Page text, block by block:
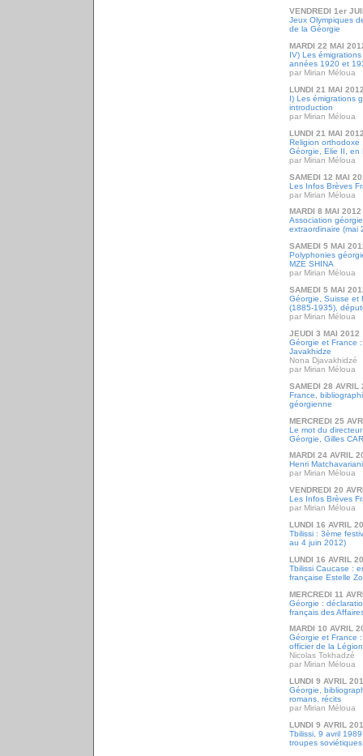
VENDREDI 1er
Jeux Olympiques
de la Géorgie
MARDI 22 MAI
IV) Les
années 1920 et
par Mirian Méloua
LUNDI 21 MAI
I) Les émigrations
introduction
par Mirian Méloua
LUNDI 21 MAI
Religion orthodoxe
Géorgie, Elie II, en
par Mirian Méloua
SAMEDI 12 MAI
Les Infos Brèves
par Mirian Méloua
MARDI 8 MAI 2012
Association
extraordinaire (mai
SAMEDI 5 MAI
Polyphonies
MZE SHINA
par Mirian Méloua
SAMEDI 5 MAI
Géorgie, Suisse et
(1885-1935),
par Mirian Méloua
JEUDI 3 MAI 2012
Géorgie et France
Javakhidze
Nona Djavakhidzé
par Mirian Méloua
SAMEDI 28 AVRIL
France,
géorgienne
MERCREDI 25
Le mot du
Géorgie, Gilles
MARDI 24 AVRIL
Henri
par Mirian Méloua
VENDREDI 20
Les Infos Brèves
par Mirian Méloua
LUNDI 16 AVRIL
Tbilissi : 3ème
au 4 juin 2012)
LUNDI 16 AVRIL
Tbilissi Caucase :
française Estelle
MERCREDI 11
Géorgie :
français des
MARDI 10 AVRIL
Géorgie et France
officier de la
Nicolas Tokhadzé
par Mirian Méloua
LUNDI 9 AVRIL
Géorgie,
romans, récits
par Mirian Méloua
LUNDI 9 AVRIL
Tbilissi, 9 avril
troupes soviétiques